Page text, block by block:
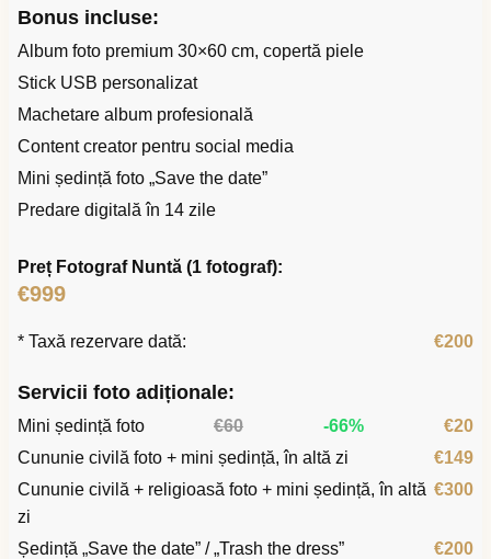
Bonus incluse:
Album foto premium 30×60 cm, copertă piele
Stick USB personalizat
Machetare album profesională
Content creator pentru social media
Mini ședință foto „Save the date”
Predare digitală în 14 zile
Preț Fotograf Nuntă (1 fotograf):
€999
* Taxă rezervare dată: €200
Servicii foto adiționale:
Mini ședință foto €60 -66%
€20
Cununie civilă foto + mini ședință, în altă zi
€149
Cununie civilă + religioasă foto + mini ședință, în altă
zi
€300
Ședință „Save the date” / „Trash the dress”
€200